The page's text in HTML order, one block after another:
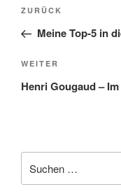
Vorheriger
Beitrag
ZURÜCK
Meine Top-5 in
Nächster
Beitrag
WEITER
Henri Gougaud –
nach: